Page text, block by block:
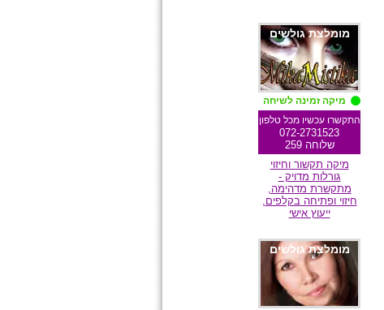
מומלצת גולשים
מיקה זמינה לשיחה
התקשרו עכשיו מכל טלפון
072-2731523
שלוחה 259
מיקה תקשור וחיזוי
גורלות מדויק -
מתקשרת מדהימה,
חיזוי ופתיחה בקלפים,
ייעוץ אישי
מומלצת גולשים